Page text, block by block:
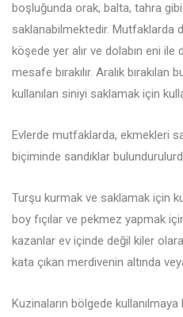
boşluğunda orak, balta, tahra
saklanabilmektedir. Mutfaklarda
köşede yer alır ve dolabın eni ile
mesafe bırakılır. Aralık
kullanılan siniyi saklamak için
Evlerde mutfaklarda, ekmekleri
biçiminde sandıklar
Turşu kurmak ve saklamak için
boy fıçılar ve pekmez yapmak
kazanlar ev içinde değil kiler
kata çıkan merdivenin altında
Kuzinaların bölgede